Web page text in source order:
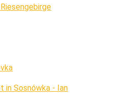
in Sosnówka - Ian